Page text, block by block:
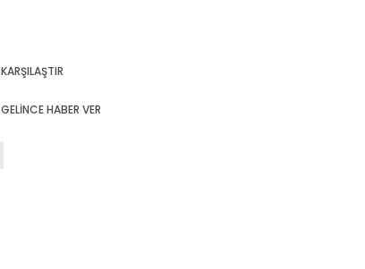
KARŞILAŞTIR
GELINCE HABER VER